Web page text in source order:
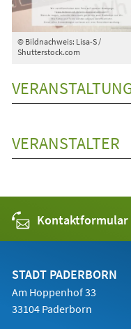
© Bildnachweis: Lisa-S /
Shutterstock.com
VERANSTALTER
Kontaktformular
STADT PADERBORN
Am Hoppenhof 33
33104 Paderborn